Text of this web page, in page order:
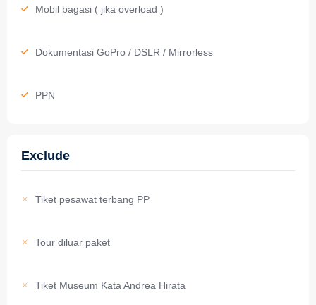
Mobil bagasi ( jika overload )
Dokumentasi GoPro / DSLR / Mirrorless
PPN
Exclude
Tiket pesawat terbang PP
Tour diluar paket
Tiket Museum Kata Andrea Hirata